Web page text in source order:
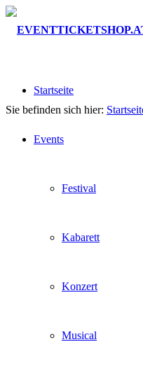
Startseite
Events
Festival
Kabarett
Konzert
Musical
Sie befinden sich hier: